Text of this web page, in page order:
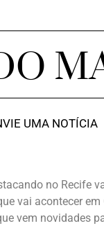
UMA NOTÍCIA
no Recife
vai acontecer
vem novidades